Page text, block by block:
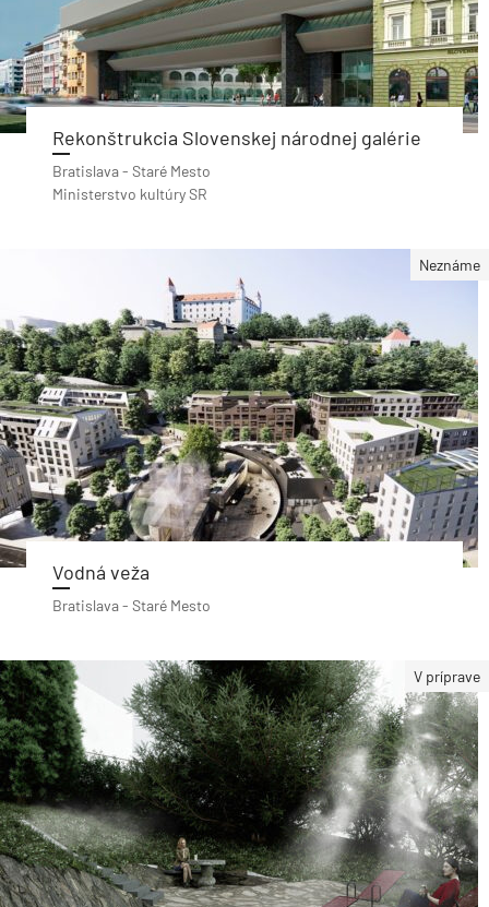
Rekonštrukcia Slovenskej národnej galérie
Bratislava - Staré Mesto
Ministerstvo kultúry SR
Neznáme
Vodná veža
Bratislava - Staré Mesto
V príprave